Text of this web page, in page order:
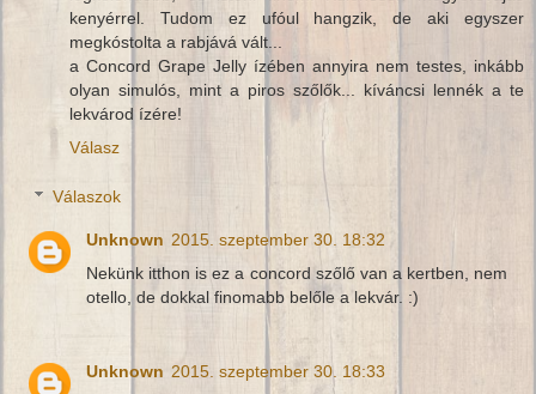
kenyérrel. Tudom ez ufóul hangzik, de aki egyszer
megkóstolta a rabjává vált...
a Concord Grape Jelly ízében annyira nem testes, inkább
olyan simulós, mint a piros szőlők... kíváncsi lennék a te
lekvárod ízére!
Válasz
Válaszok
Unknown 2015. szeptember 30. 18:32
Nekünk itthon is ez a concord szőlő van a kertben, nem
otello, de dokkal finomabb belőle a lekvár. :)
Unknown 2015. szeptember 30. 18:33